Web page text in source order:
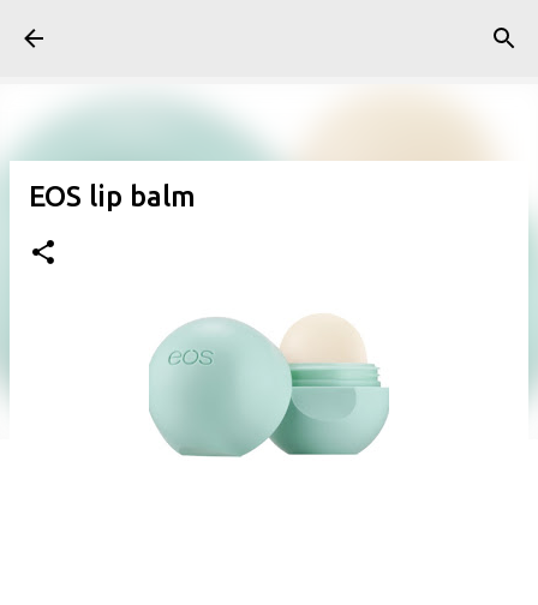
EOS lip balm